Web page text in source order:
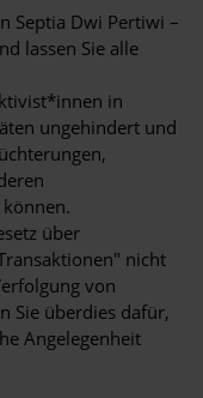
Septia Dwi Pertiwi –
lassen Sie alle
in
ungehindert und
über
nicht
von
Sie überdies dafür,
Angelegenheit